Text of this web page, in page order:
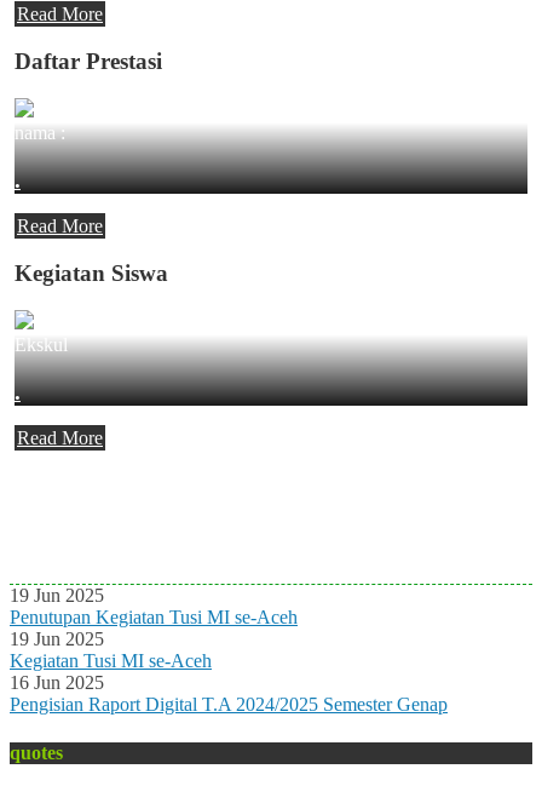
Read More
Daftar Prestasi
nama :
.
Read More
Kegiatan Siswa
Ekskul
.
Read More
19 Jun 2025
Penutupan Kegiatan Tusi MI se-Aceh
19 Jun 2025
Kegiatan Tusi MI se-Aceh
16 Jun 2025
Pengisian Raport Digital T.A 2024/2025 Semester Genap
quotes